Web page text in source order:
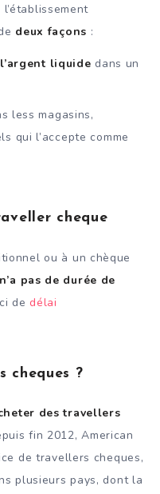
deux façons :
liquide dans un
less magasins,
qui l’accepte comme
cheque
ou à un chèque
n’a pas de durée de
dedélai
cheques ?
des travellers
fin 2012, American
de travellers cheques,
plusieurs pays, dont la